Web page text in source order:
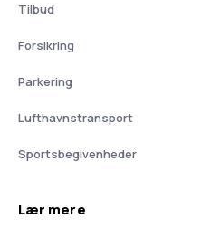
Tilbud
Forsikring
Parkering
Lufthavnstransport
Sportsbegivenheder
Lær mere